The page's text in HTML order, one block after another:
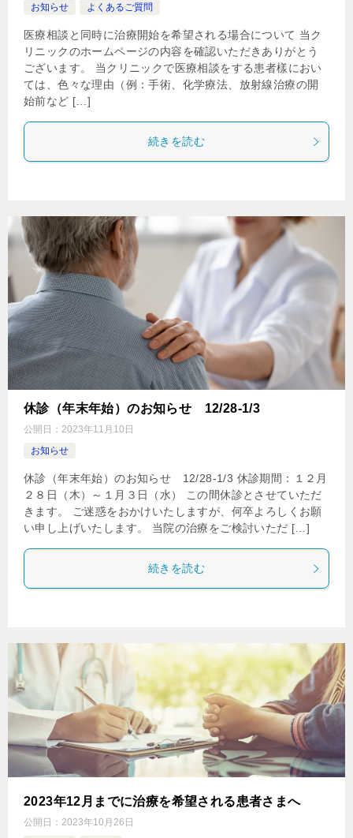
お知らせ
よくあるご質問
医療相談と同時に治療開始を希望される場合について 当ク
リニックのホームページの内容を確認いただきありがとう
ございます。 当クリニックで医療相談をする患者樣におい
ては、色々な理由（例：手術、化学療法、放射線治療の開
始前など […]
続きを読む
休診（年末年始）のお知らせ 12/28-1/3
公開日： 2023年11月10日
お知らせ
休診（年末年始）のお知らせ 12/28-1/3 休診期間：１２月
２８日（木）～１月３日（水） この間休診とさせていただ
きます。 ご迷惑をおかけいたしますが、何卒よろしくお願
い申し上げいたします。 当院の治療をご検討いただ […]
続きを読む
2023年12月までに治療を希望される患者さまへ
公開日： 2023年10月26日